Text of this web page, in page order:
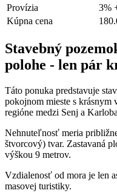
Provízia
3%
Kúpna cena
Stavebný
polohe - len pár
Táto ponuka predstavuje
pokojnom mieste s krásnym
regióne medzi Senj a
Nehnuteľnosť meria
štvorcový) tvar. Zastavaná
výškou 9 metrov.
Vzdialenosť od mora je len
masovej turistiky.